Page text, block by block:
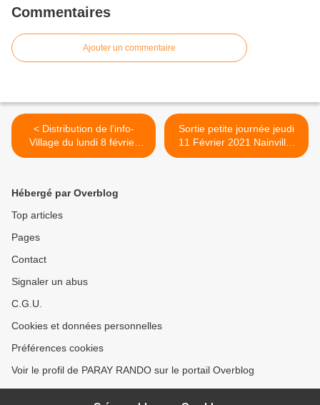
Commentaires
Ajouter un commentaire
< Distribution de l'info-
Village du lundi 8 février
2021
Sortie petite journée jeudi
11 Février 2021 Nainville-
les-Roches et Soisy sur
Hébergé par Overblog
Top articles
Pages
Contact
Signaler un abus
C.G.U.
Cookies et données personnelles
Préférences cookies
Voir le profil de PARAY RANDO sur le portail Overblog